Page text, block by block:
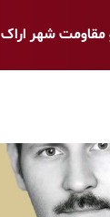
و مقاومت شهر اراک